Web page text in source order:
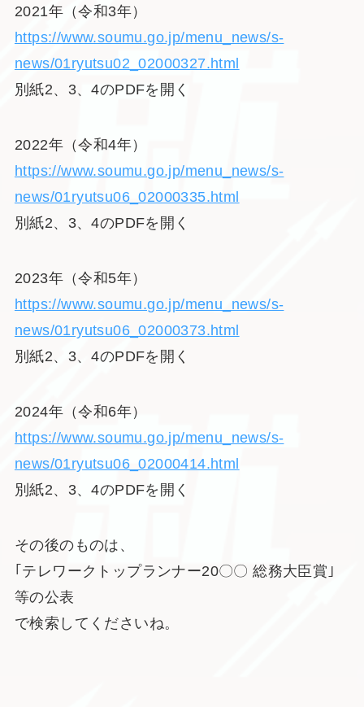
2021年（令和3年）
https://www.soumu.go.jp/menu_news/s-
news/01ryutsu02_02000327.html
別紙2、3、4のPDFを開く
2022年（令和4年）
https://www.soumu.go.jp/menu_news/s-
news/01ryutsu06_02000335.html
別紙2、3、4のPDFを開く
2023年（令和5年）
https://www.soumu.go.jp/menu_news/s-
news/01ryutsu06_02000373.html
別紙2、3、4のPDFを開く
2024年（令和6年）
https://www.soumu.go.jp/menu_news/s-
news/01ryutsu06_02000414.html
別紙2、3、4のPDFを開く
その後のものは、
｢テレワークトップランナー20〇〇 総務大臣賞｣
等の公表
で検索してくださいね。